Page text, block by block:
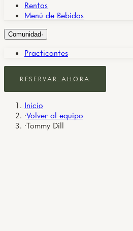
Rentas
Menú de Bebidas
Comunidad·
Practicantes
RESERVAR AHORA
Inicio
·Volver al equipo
·Tommy Dill